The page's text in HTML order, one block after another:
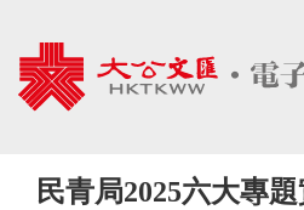
民青局2025六大專